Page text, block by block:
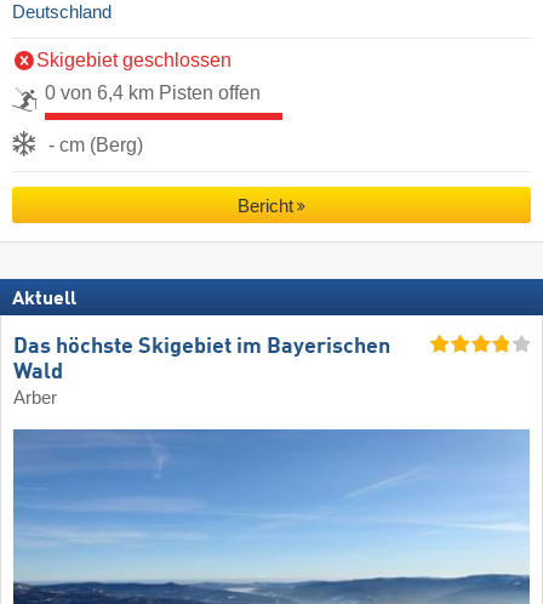
Deutschland
Skigebiet geschlossen
0 von 6,4 km Pisten offen
- cm (Berg)
Bericht
Aktuell
Das höchste Skigebiet im Bayerischen
Wald
Arber